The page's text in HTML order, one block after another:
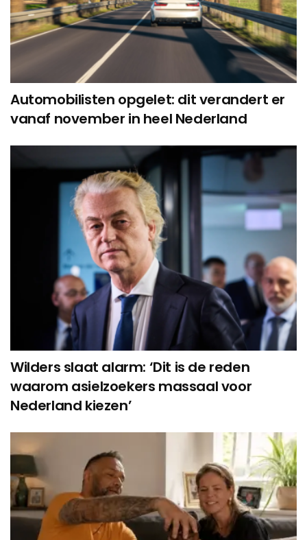
Automobilisten opgelet: dit verandert er
vanaf november in heel Nederland
Wilders slaat alarm: ‘Dit is de reden
waarom asielzoekers massaal voor
Nederland kiezen’